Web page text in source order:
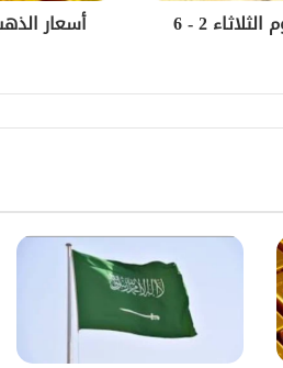
أسعار الدولار في مصر اليوم الثلاثاء 2 - 6